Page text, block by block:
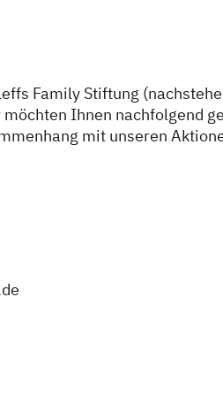
Zukunft
Family Stiftung
Ihnen nachfolgend
mit unseren